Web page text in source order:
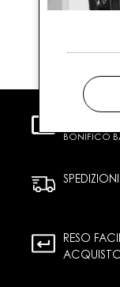
BONIFICO
SPEDIZIONI
RESO